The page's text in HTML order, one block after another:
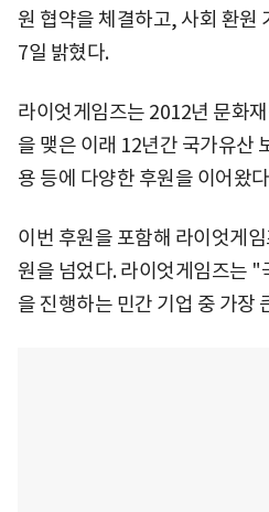
원 협약을 체결하고, 사회 환원
7일 밝혔다.
라이엇게임즈는 2012년 문화
을 맺은 이래 12년간 국가유산
용 등에 다양한 후원을 이어왔
이번 후원을 포함해 라이엇게
원을 넘었다. 라이엇게임즈는 "
을 진행하는 민간 기업 중 가장